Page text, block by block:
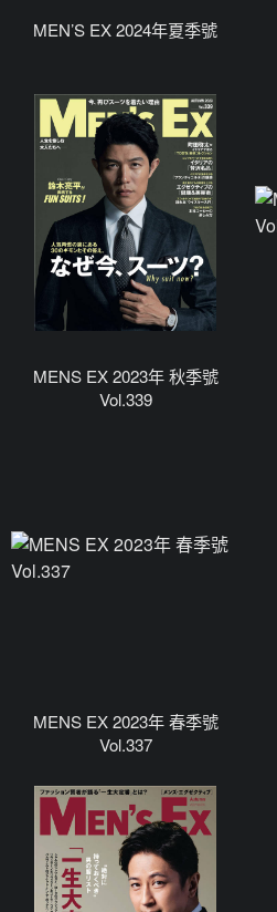
MEN’S EX 2024年夏季號
MENS EX 2023年 秋季號
Vol.339
MENS EX 2023年 春季號
Vol.337